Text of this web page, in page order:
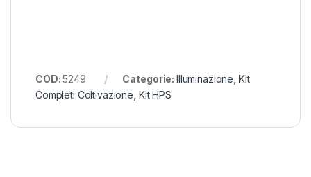
COD:5249 Categorie: Illuminazione Kit
Completi Coltivazione Kit HPS